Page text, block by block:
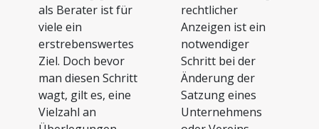
als Berater ist für
viele ein
erstrebenswertes
Ziel. Doch bevor
man diesen Schritt
wagt, gilt es, eine
Vielzahl an
rechtlicher
Anzeigen ist ein
notwendiger
Schritt bei der
Änderung der
Satzung eines
Unternehmens